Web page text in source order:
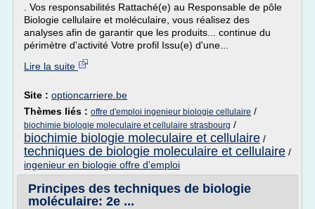
. Vos responsabilités Rattaché(e) au Responsable de pôle
Biologie cellulaire et moléculaire, vous réalisez des
analyses afin de garantir que les produits... continue du
périmètre d'activité Votre profil Issu(e) d'une...
Lire la suite
Site : optioncarriere.be
Thèmes liés : offre d'emploi ingenieur biologie cellulaire /
biochimie biologie moleculaire et cellulaire strasbourg /
biochimie biologie moleculaire et cellulaire /
techniques de biologie moleculaire et cellulaire /
ingenieur en biologie offre d'emploi
Principes des techniques de biologie
moléculaire: 2e ...